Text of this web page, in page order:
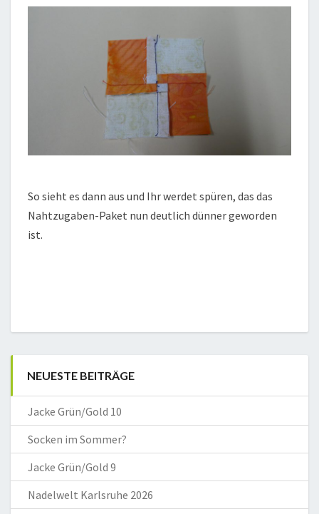
So sieht es dann aus und Ihr werdet spüren, das das
Nahtzugaben-Paket nun deutlich dünner geworden
ist.
NEUESTE BEITRÄGE
Jacke Grün/Gold 10
Socken im Sommer?
Jacke Grün/Gold 9
Nadelwelt Karlsruhe 2026